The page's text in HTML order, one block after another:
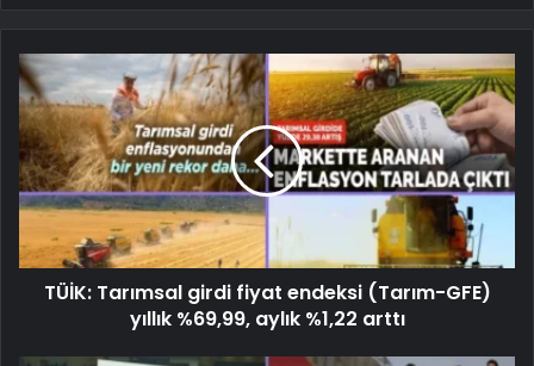
TÜİK: Tarımsal girdi fiyat endeksi (Tarım-GFE)
yıllık %69,99, aylık %1,22 arttı